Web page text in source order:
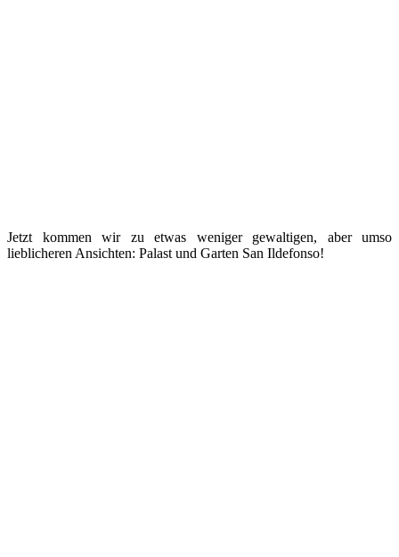
Jetzt kommen wir zu etwas weniger gewaltigen, aber umso
lieblicheren Ansichten: Palast und Garten San Ildefonso!